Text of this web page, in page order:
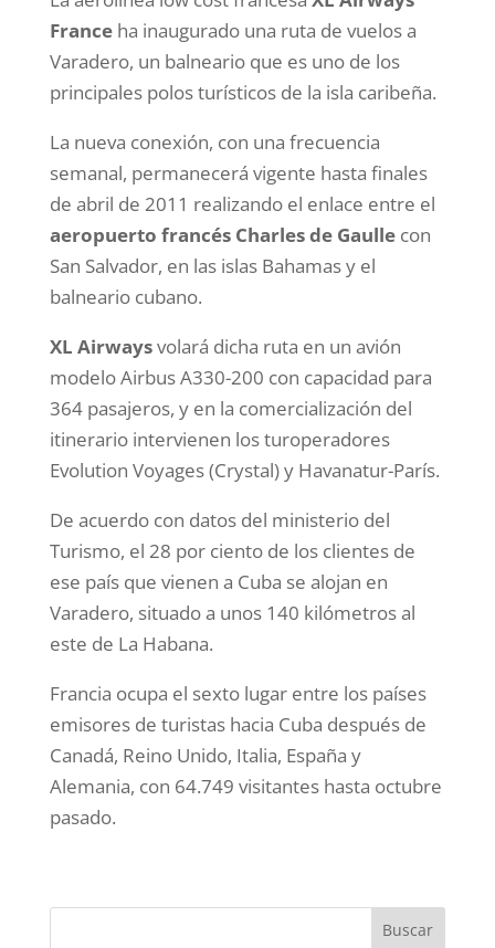
Franceha inaugurado una ruta de vuelos a
Varadero, un balneario que es uno de los
principales polos turísticos de la isla caribeña.
La nueva conexión, con una frecuencia
semanal, permanecerá vigente hasta finales
de abril de 2011 realizando el enlace entre el
aeropuerto francés Charles de Gaullecon
San Salvador, en las islas Bahamas y el
balneario cubano.
XL Airwaysvolará dicha ruta en un avión
modelo Airbus A330-200 con capacidad para
364 pasajeros, y en la comercialización del
itinerario intervienen los turoperadores
Evolution Voyages (Crystal) y Havanatur-París.
De acuerdo con datos del ministerio del
Turismo, el 28 por ciento de los clientes de
ese país que vienen a Cuba se alojan en
Varadero, situado a unos 140 kilómetros al
este de La Habana.
Francia ocupa el sexto lugar entre los países
emisores de turistas hacia Cuba después de
Canadá, Reino Unido, Italia, España y
Alemania, con 64.749 visitantes hasta octubre
pasado.